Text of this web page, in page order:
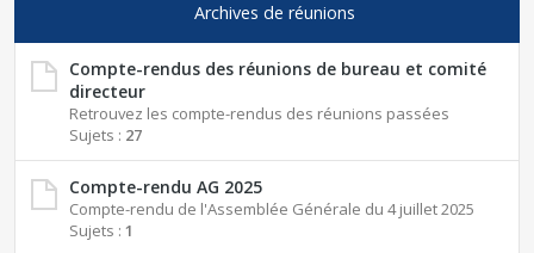
Archives de réunions
Compte-rendus des réunions de bureau et comité
directeur
Retrouvez les compte-rendus des réunions passées
Sujets : 27
Compte-rendu AG 2025
Compte-rendu de l'Assemblée Générale du 4 juillet 2025
Sujets : 1